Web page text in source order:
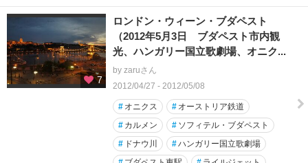
7
ロンドン・ウィーン・ブダペスト
（2012年5月3日 ブダペスト市内観
光、ハンガリー国立歌劇場、オニク...
by zaruさん
2012/04/27 - 2012/05/08
# オニクス # オーストリア鉄道
# カルメン # ソフィテル・ブダペスト
# ドナウ川 #ハンガリー国立歌劇場